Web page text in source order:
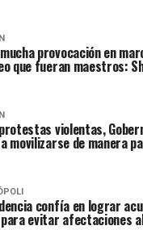
provocación en
que fueran maestros:
violentas,
a movilizarse de manera
confía en lograr
para evitar afectaciones